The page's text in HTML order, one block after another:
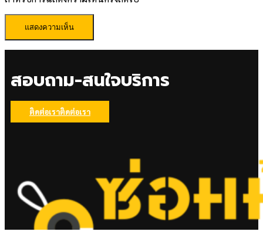
สอบถาม-สนใจบริการ
ติดต่อเราติดต่อเรา